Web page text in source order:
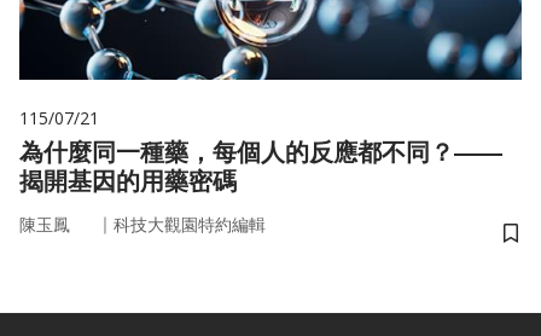
115/07/21
為什麼同一種藥，每個人的反應都不同？——
揭開基因的用藥密碼
陳玉鳳 ｜ 科技大觀園特約編輯
儲